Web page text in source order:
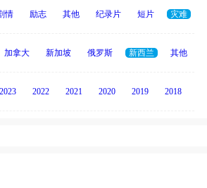
情 励志 其他 纪录片 短片 灾难
加拿大 新加坡 俄罗斯 新西兰 其他
2023 2022 2021 2020 2019 2018